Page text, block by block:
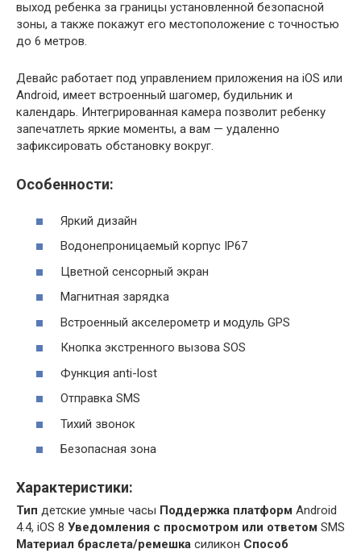
выход ребенка за границы установленной безопасной
зоны, а также покажут его местоположение с точностью
до 6 метров.
Девайс работает под управлением приложения на iOS или
Android, имеет встроенный шагомер, будильник и
календарь. Интегрированная камера позволит ребенку
запечатлеть яркие моменты, а вам — удаленно
зафиксировать обстановку вокруг.
Особенности:
Яркий дизайн
Водонепроницаемый корпус IP67
Цветной сенсорный экран
Магнитная зарядка
Встроенный акселерометр и модуль GPS
Кнопка экстренного вызова SOS
Функция anti-lost
Отправка SMS
Тихий звонок
Безопасная зона
Характеристики:
Тип детские умные часы Поддержка платформ Android
4.4, iOS 8 Уведомления с просмотром или ответом SMS
Материал браслета/ремешка силикон Способ